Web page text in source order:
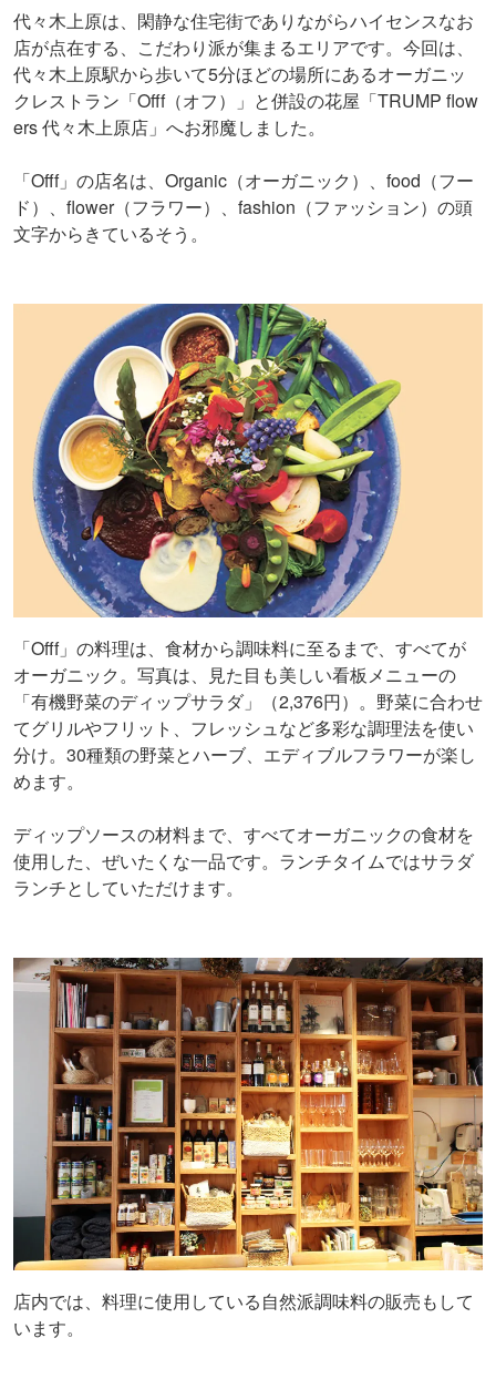
代々木上原は、閑静な住宅街でありながらハイセンスなお
店が点在する、こだわり派が集まるエリアです。今回は、
代々木上原駅から歩いて5分ほどの場所にあるオーガニッ
クレストラン「Offf（オフ）」と併設の花屋「TRUMP flow
ers 代々木上原店」へお邪魔しました。
「Offf」の店名は、Organic（オーガニック）、food（フー
ド）、flower（フラワー）、fashion（ファッション）の頭
文字からきているそう。
「Offf」の料理は、食材から調味料に至るまで、すべてが
オーガニック。写真は、見た目も美しい看板メニューの
「有機野菜のディップサラダ」（2,376円）。野菜に合わせ
てグリルやフリット、フレッシュなど多彩な調理法を使い
分け。30種類の野菜とハーブ、エディブルフラワーが楽し
めます。
ディップソースの材料まで、すべてオーガニックの食材を
使用した、ぜいたくな一品です。ランチタイムではサラダ
ランチとしていただけます。
店内では、料理に使用している自然派調味料の販売もして
います。